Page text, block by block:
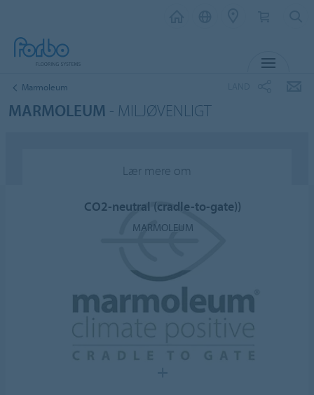
Marmoleum
MARMOLEUM - MILJØVENLIGT
Lær mere om
CO2-neutral (cradle-to-gate))
MARMOLEUM